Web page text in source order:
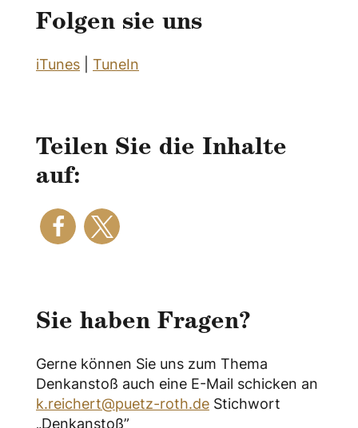
Folgen sie uns
iTunes TuneIn
Teilen Sie die Inhalte
auf:
Sie haben Fragen?
Gerne können Sie uns zum Thema
Denkanstoß auch eine E-Mail schicken an
k.reichert@puetz-roth.de Stichwort
„Denkanstoß”